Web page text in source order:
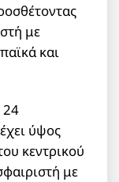
με
και
24
ύψος
κεντρικού
με